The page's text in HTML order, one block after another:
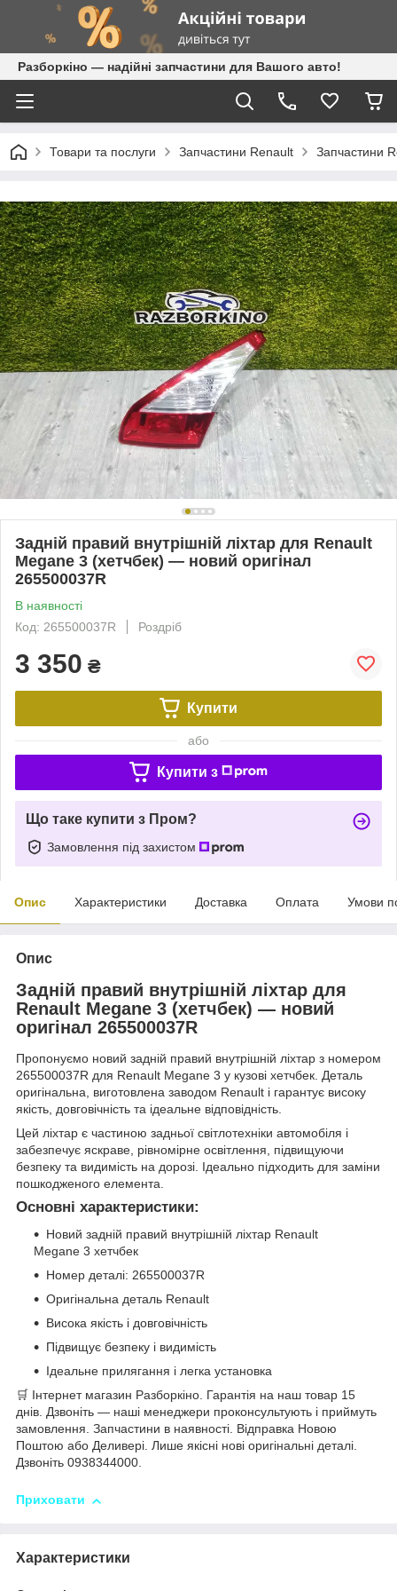
Разборкіно — надійні запчастини для Вашого авто!
Товари та послуги Запчастини Renault Запчастини
Задній правий внутрішній ліхтар для Renault
Megane 3 (хетчбек) — новий оригінал
265500037R
В наявності
Код: 265500037R
Роздріб
3 350 ₴
Купити
або
Купити з
Що таке купити з Пром?
Замовлення під захистом
Опис Характеристики Доставка Оплата Умови
Опис
Задній правий внутрішній ліхтар для
Renault Megane 3 (хетчбек) — новий
оригінал 265500037R
Пропонуємо новий задній правий внутрішній ліхтар з номером
265500037R для Renault Megane 3 у кузові хетчбек. Деталь
оригінальна, виготовлена заводом Renault і гарантує високу
якість, довговічність та ідеальне відповідність.
Цей ліхтар є частиною задньої світлотехніки автомобіля і
забезпечує яскраве, рівномірне освітлення, підвищуючи
безпеку та видимість на дорозі. Ідеально підходить для заміни
пошкодженого елемента.
Основні характеристики:
Новий задній правий внутрішній ліхтар Renault
Megane 3 хетчбек
Номер деталі: 265500037R
Оригінальна деталь Renault
Висока якість і довговічність
Підвищує безпеку і видимість
Ідеальне прилягання і легка установка
🛒 Інтернет магазин Разборкіно. Гарантія на наш товар 15
днів. Дзвоніть — наші менеджери проконсультують і приймуть
замовлення. Запчастини в наявності. Відправка Новою
Поштою або Деливері. Лише якісні нові оригінальні деталі.
Дзвоніть 0938344000.
Приховати
Характеристики